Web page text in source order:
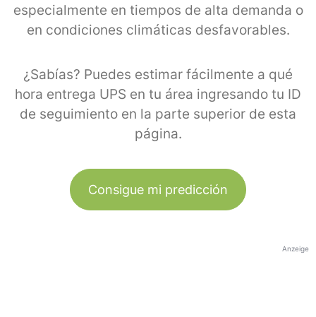
especialmente en tiempos de alta demanda o
en condiciones climáticas desfavorables.
¿Sabías? Puedes estimar fácilmente a qué
hora entrega UPS en tu área ingresando tu ID
de seguimiento en la parte superior de esta
página.
Consigue mi predicción
Anzeige